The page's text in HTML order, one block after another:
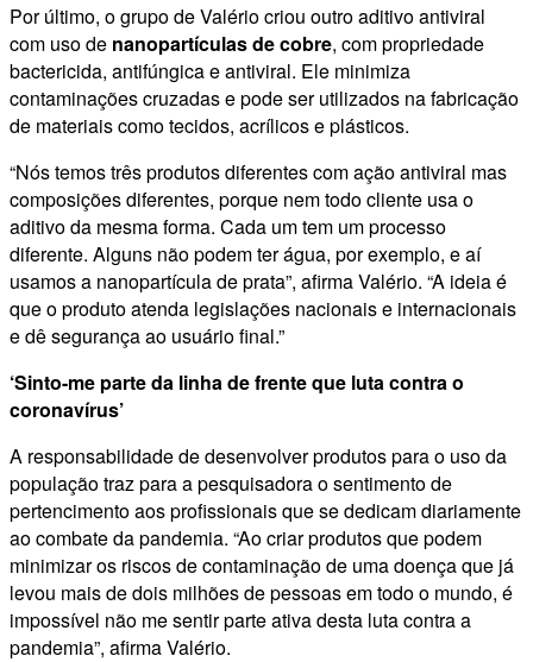
Por último, o grupo de Valério criou outro aditivo antiviral
com uso de nanopartículas de cobre, com propriedade
bactericida, antifúngica e antiviral. Ele minimiza
contaminações cruzadas e pode ser utilizados na fabricação
de materiais como tecidos, acrílicos e plásticos.
“Nós temos três produtos diferentes com ação antiviral mas
composições diferentes, porque nem todo cliente usa o
aditivo da mesma forma. Cada um tem um processo
diferente. Alguns não podem ter água, por exemplo, e aí
usamos a nanopartícula de prata”, afirma Valério. “A ideia é
que o produto atenda legislações nacionais e internacionais
e dê segurança ao usuário final.”
‘Sinto-me parte da linha de frente que luta contra o
coronavírus’
A responsabilidade de desenvolver produtos para o uso da
população traz para a pesquisadora o sentimento de
pertencimento aos profissionais que se dedicam diariamente
ao combate da pandemia. “Ao criar produtos que podem
minimizar os riscos de contaminação de uma doença que já
levou mais de dois milhões de pessoas em todo o mundo, é
impossível não me sentir parte ativa desta luta contra a
pandemia”, afirma Valério.